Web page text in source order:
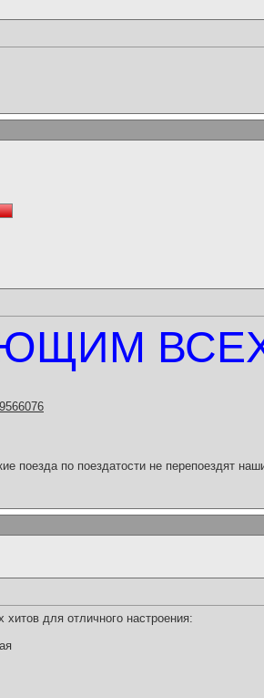
поезда по поездатости не перепоездят
для отличного настроения: